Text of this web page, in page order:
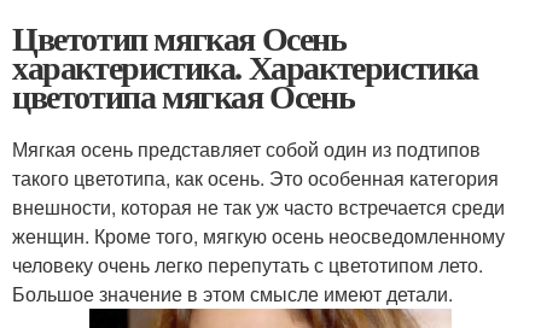
Цветотип мягкая Осень
характеристика. Характеристика
цветотипа мягкая Осень
Мягкая осень представляет собой один из подтипов
такого цветотипа, как осень. Это особенная категория
внешности, которая не так уж часто встречается среди
женщин. Кроме того, мягкую осень неосведомленному
человеку очень легко перепутать с цветотипом лето.
Большое значение в этом смысле имеют детали.